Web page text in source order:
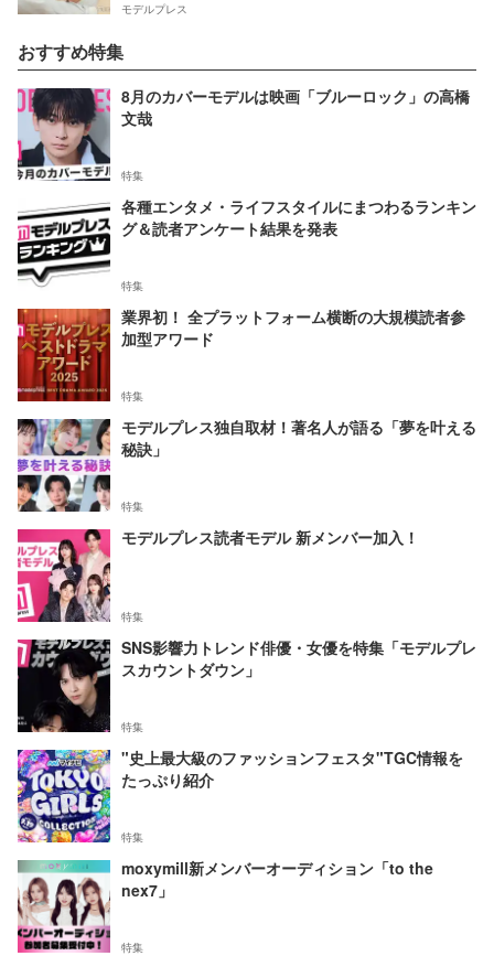
モデルプレス
おすすめ特集
8月のカバーモデルは映画「ブルーロック」の高橋
文哉
特集
各種エンタメ・ライフスタイルにまつわるランキン
グ＆読者アンケート結果を発表
特集
業界初！ 全プラットフォーム横断の大規模読者参
加型アワード
特集
モデルプレス独自取材！著名人が語る「夢を叶える
秘訣」
特集
モデルプレス読者モデル 新メンバー加入！
特集
SNS影響力トレンド俳優・女優を特集「モデルプレ
スカウントダウン」
特集
"史上最大級のファッションフェスタ"TGC情報を
たっぷり紹介
特集
moxymill新メンバーオーディション「to the
nex7」
特集